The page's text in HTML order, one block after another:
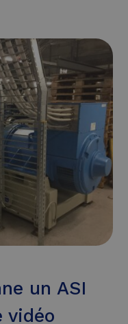
un ASI
vidéo